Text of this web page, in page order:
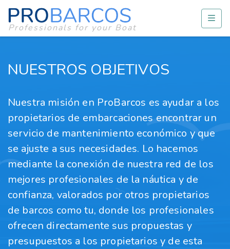
Professionals for your Boat
NUESTROS OBJETIVOS
Nuestra misión en ProBarcos es ayudar a los
propietarios de embarcaciones encontrar un
servicio de mantenimiento económico y que
se ajuste a sus necesidades. Lo hacemos
mediante la conexión de nuestra red de los
mejores profesionales de la náutica y de
confianza, valorados por otros propietarios
de barcos como tu, donde los profesionales
ofrecen directamente sus propuestas y
presupuestos a los propietarios y de esta